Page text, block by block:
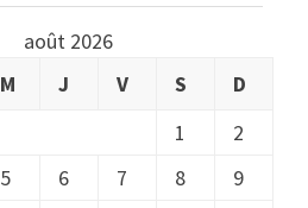
août 2026
M J V S
D
1
2
5 6 7 8
9